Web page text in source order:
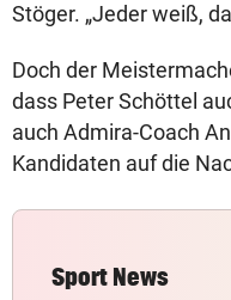
Stöger. „Jeder weiß,
Doch der
dass Peter Schöttel
auch Admira-Coach
Kandidaten auf die
Sport News